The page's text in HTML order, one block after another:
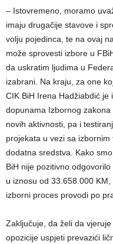
– Istovremeno, moramo
imaju drugačije stavove i
volju pojedinca, te na ovaj
može sprovesti izbore u
da uskratim ljudima u
izabrani. Na kraju, za one
CIK BiH Irena Hadžiabdić
dopunama Izbornog
novih aktivnosti, pa i
projekata u vezi sa
dodatna sredstva. Kako
BiH nije pozitivno
u iznosu od 33.658.000
izborni proces provodi po
Zaključuje, da želi da
opozicije uspjeti prevazići